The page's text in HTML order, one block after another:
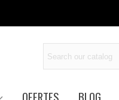
OFERTES
BLOG